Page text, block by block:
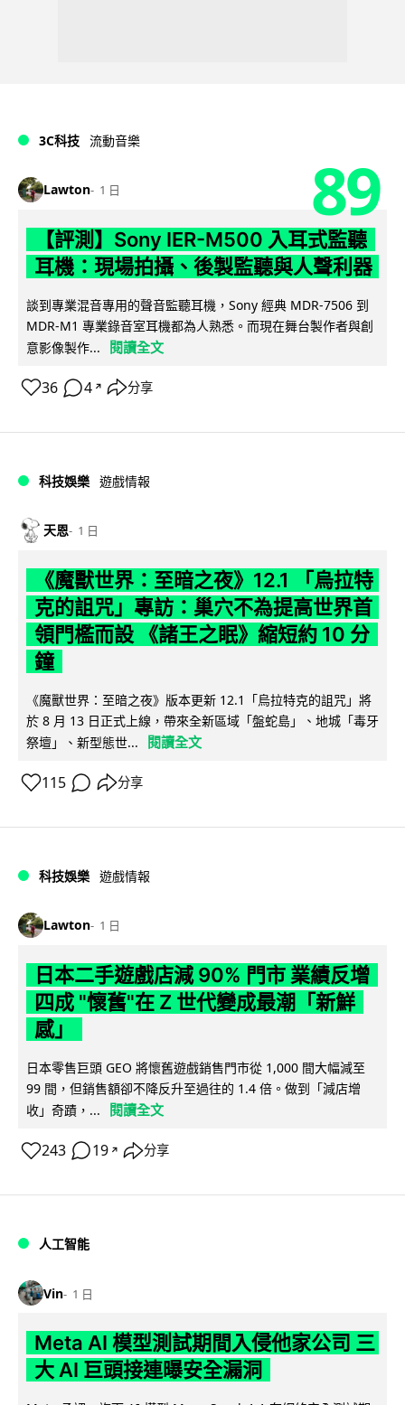
3C科技 流動音樂
Lawton 1 日 89
【評測】Sony IER-M500 入耳式監聽
耳機：現場拍攝、後製監聽與人聲利器
談到專業混音專用的聲音監聽耳機，Sony 經典 MDR-7506 到
MDR-M1 專業錄音室耳機都為人熟悉。而現在舞台製作者與創
意影像製作...
閱讀全文
36 4 ↗ 分享
科技娛樂 遊戲情報
天恩 1 日
《魔獸世界：至暗之夜》12.1 「烏拉特
克的詛咒」專訪：巢穴不為提高世界首
領門檻而設 《諸王之眠》縮短約 10 分
鐘
《魔獸世界：至暗之夜》版本更新 12.1「烏拉特克的詛咒」將
於 8 月 13 日正式上線，帶來全新區域「盤蛇島」、地城「毒牙
祭壇」、新型態世...
閱讀全文
115 分享
科技娛樂 遊戲情報
Lawton 1 日
日本二手遊戲店減 90% 門市 業績反增
四成 "懷舊"在 Z 世代變成最潮「新鮮
感」
日本零售巨頭 GEO 將懷舊遊戲銷售門市從 1,000 間大幅減至
99 間，但銷售額卻不降反升至過往的 1.4 倍。做到「減店增
收」奇蹟，...
閱讀全文
243 19 ↗ 分享
人工智能
Vin 1 日
Meta AI 模型測試期間入侵他家公司 三
大 AI 巨頭接連曝安全漏洞